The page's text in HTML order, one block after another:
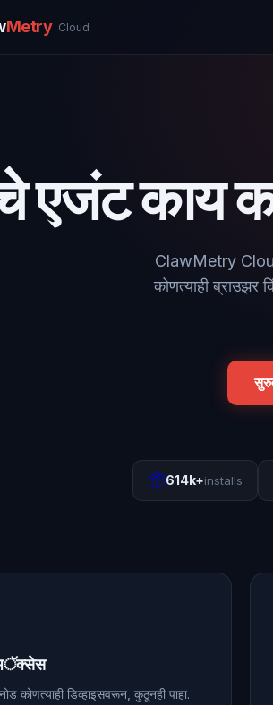
Metry Cloud
एजंट काय
ClawMetry
कोणत्याही
📦614k+installs
अॅक्सेस
कोणत्याही डिव्हाइसवरून, कुठूनही पाहा.